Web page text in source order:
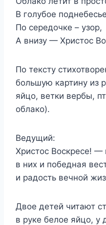
В голубое
По середочке – узор,
А внизу — Христос
По тексту
большую картину из
яйцо, ветки вербы,
облако).
Ведущий:
Христос Воскресе! —
в них и победная
и радость вечной
Двое детей читают
в руке белое яйцо, у